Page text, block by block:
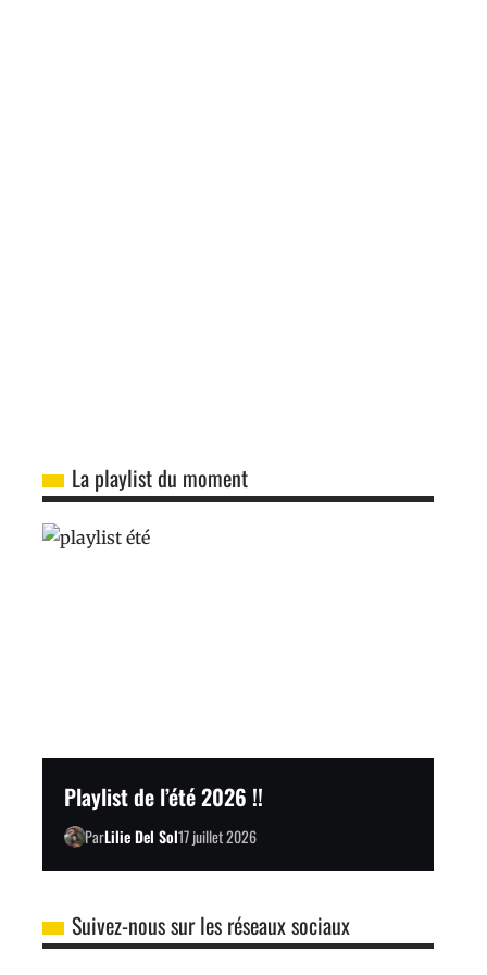
La playlist du moment
Playlist de l’été 2026 !!
ParLilie Del Sol17 juillet 2026
Suivez-nous sur les réseaux sociaux